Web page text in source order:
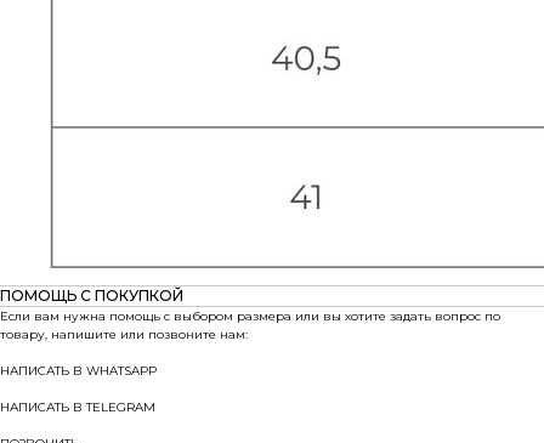
ПОМОЩЬ С ПОКУПКОЙ
Если вам нужна помощь с выбором размера или вы хотите задать вопрос по
товару, напишите или позвоните нам:
НАПИСАТЬ В WHATSAPP
НАПИСАТЬ В TELEGRAM